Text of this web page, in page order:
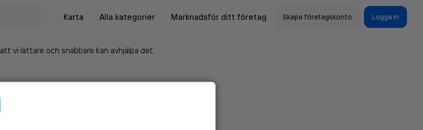
Karta
Alla kategorier Marknadsför ditt företag Skapa företagskonto Logga in
vi lättare och snabbare kan avhjälpa det.